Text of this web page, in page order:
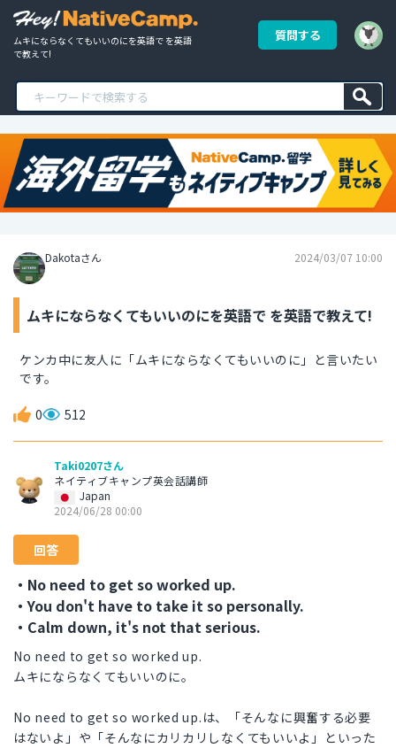
ムキにならなくてもいいのにを英語で を英語
で教えて!
質問する
Dakotaさん 2024/03/07 10:00
ムキにならなくてもいいのにを英語で を英語で教えて!
ケンカ中に友人に「ムキにならなくてもいいのに」と言いたい
です。
0 512
Taki0207さん
ネイティブキャンプ英会話講師
Japan
2024/06/28 00:00
回答
・No need to get so worked up.
・You don't have to take it so personally.
・Calm down, it's not that serious.
No need to get so worked up.
ムキにならなくてもいいのに。
No need to get so worked up.は、「そんなに興奮する必要
はないよ」や「そんなにカリカリしなくてもいいよ」といった